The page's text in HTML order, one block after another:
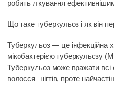
робить лікування
Що таке туберкульоз і як він
Туберкульоз — це інфекційна
мікобактерією туберкульозу
Туберкульоз може вражати всі
волосся і нігтів, проте